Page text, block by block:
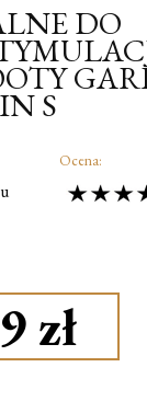
DO
S
Ocena:
zł